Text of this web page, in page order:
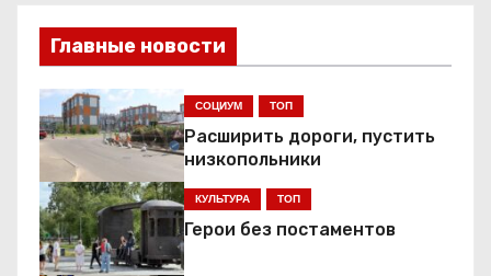
в
и
г
а
ц
и
Главные новости
СОЦИУМ ТОП
Расширить дороги, пустить
низкопольники
КУЛЬТУРА ТОП
Герои без постаментов